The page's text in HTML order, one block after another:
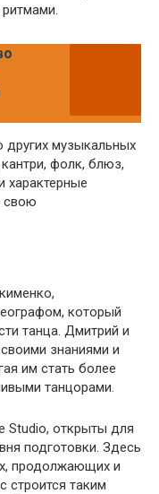
музыкальных
кантри, фолк, блюз,
характерные
свою
который
танца. Дмитрий и
знаниями и
им стать более
танцорами.
Studio, открыты для
подготовки. Здесь
продолжающих и
строится таким